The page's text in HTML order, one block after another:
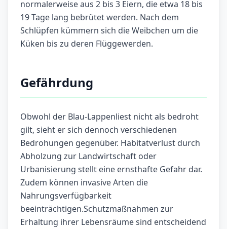
normalerweise aus 2 bis 3 Eiern, die etwa 18 bis
19 Tage lang bebrütet werden. Nach dem
Schlüpfen kümmern sich die Weibchen um die
Küken bis zu deren Flüggewerden.
Gefährdung
Obwohl der Blau-Lappenliest nicht als bedroht
gilt, sieht er sich dennoch verschiedenen
Bedrohungen gegenüber. Habitatverlust durch
Abholzung zur Landwirtschaft oder
Urbanisierung stellt eine ernsthafte Gefahr dar.
Zudem können invasive Arten die
Nahrungsverfügbarkeit
beeinträchtigen.Schutzmaßnahmen zur
Erhaltung ihrer Lebensräume sind entscheidend